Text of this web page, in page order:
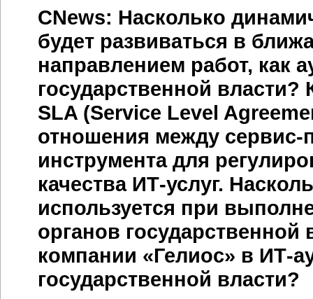
CNews: Насколько
будет развиваться в
направлением работ, как
государственной
SLA (Service Level
отношения между сервис-
инструмента для
качества ИТ-услуг.
используется при
органов государственной
компании «Гелиос» в ИТ-
государственной власти?